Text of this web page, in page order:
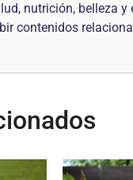
nutrición, belleza
contenidos